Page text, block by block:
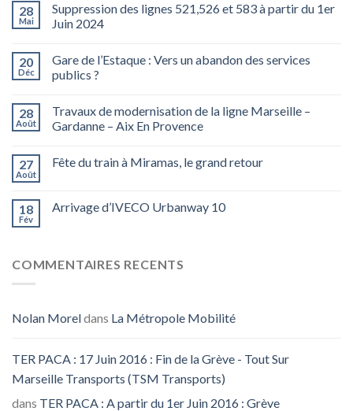
28
Mai
Suppression des lignes 521,526 et 583 à partir du 1er
Juin 2024
20
Déc
Gare de l’Estaque : Vers un abandon des services
publics ?
28
Août
Travaux de modernisation de la ligne Marseille –
Gardanne – Aix En Provence
27
Août
Fête du train à Miramas, le grand retour
18
Fév
Arrivage d’IVECO Urbanway 10
COMMENTAIRES RECENTS
Nolan Moreldans La Métropole Mobilité
TER PACA : 17 Juin 2016 : Fin de la Grève - Tout Sur
Marseille Transports (TSM Transports)
dans TER PACA : A partir du 1er Juin 2016 : Grève